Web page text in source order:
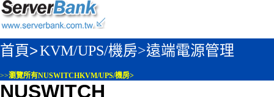
首頁>KVM/UPS/機房>遠端電源管理
>>瀏覽所有NUSWITCHKVM/UPS/機房>
NUSWITCH